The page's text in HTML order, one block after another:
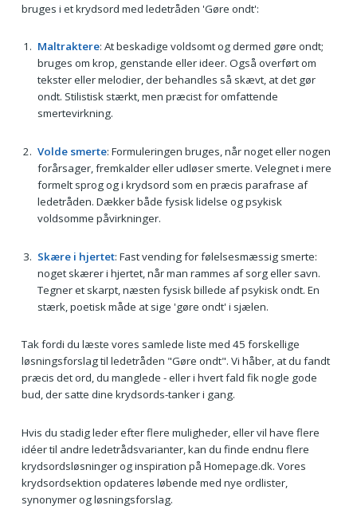
bruges i et krydsord med ledetråden 'Gøre ondt':
Maltraktere: At beskadige voldsomt og dermed gøre ondt;
bruges om krop, genstande eller ideer. Også overført om
tekster eller melodier, der behandles så skævt, at det gør
ondt. Stilistisk stærkt, men præcist for omfattende
smertevirkning.
Volde smerte: Formuleringen bruges, når noget eller nogen
forårsager, fremkalder eller udløser smerte. Velegnet i mere
formelt sprog og i krydsord som en præcis parafrase af
ledetråden. Dækker både fysisk lidelse og psykisk
voldsomme påvirkninger.
Skære i hjertet: Fast vending for følelsesmæssig smerte:
noget skærer i hjertet, når man rammes af sorg eller savn.
Tegner et skarpt, næsten fysisk billede af psykisk ondt. En
stærk, poetisk måde at sige 'gøre ondt' i sjælen.
Tak fordi du læste vores samlede liste med 45 forskellige
løsningsforslag til ledetråden "Gøre ondt". Vi håber, at du fandt
præcis det ord, du manglede - eller i hvert fald fik nogle gode
bud, der satte dine krydsords-tanker i gang.
Hvis du stadig leder efter flere muligheder, eller vil have flere
idéer til andre ledetrådsvarianter, kan du finde endnu flere
krydsordsløsninger og inspiration på Homepage.dk. Vores
krydsordsektion opdateres løbende med nye ordlister,
synonymer og løsningsforslag.